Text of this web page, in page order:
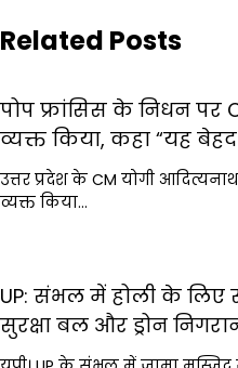
Related Posts
पोप फ्रांसिस के निधन पर
व्यक्त किया, कहा “यह
उत्तर प्रदेश के CM योगी
व्यक्त किया…
UP: संभल में होली के लिए
सुरक्षा बल और ड्रोन